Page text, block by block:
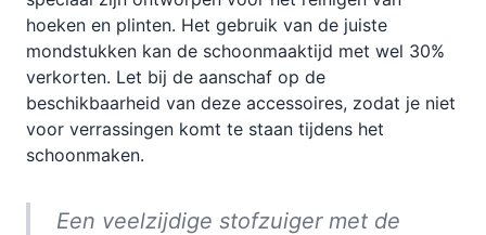
hoeken en plinten. Het gebruik van de juiste
mondstukken kan de schoonmaaktijd met wel 30%
verkorten. Let bij de aanschaf op de
beschikbaarheid van deze accessoires, zodat je niet
voor verrassingen komt te staan tijdens het
schoonmaken.
Een veelzijdige stofzuiger met de